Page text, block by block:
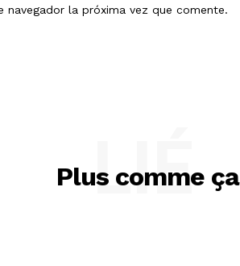
la próxima vez que comente.
Plus comme ça
LIÉ